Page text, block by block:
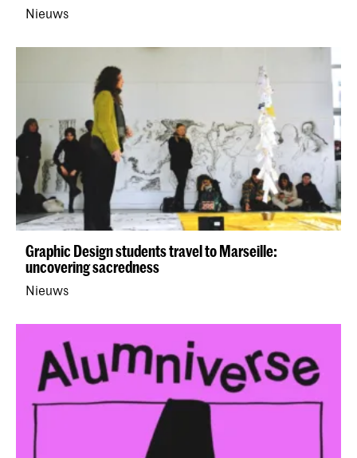
Nieuws
Graphic Design students travel to Marseille:
uncovering sacredness
Nieuws